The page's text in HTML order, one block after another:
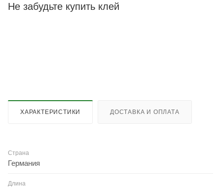
Не забудьте купить клей
ХАРАКТЕРИСТИКИ ДОСТАВКА И ОПЛАТА
Страна
Германия
Длина